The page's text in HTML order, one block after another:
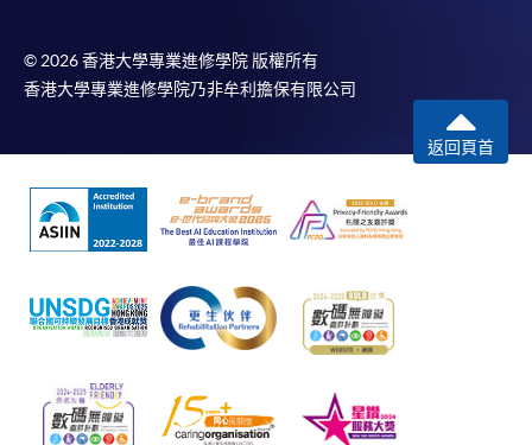
© 2026 香港大學專業進修學院 版權所有
香港大學專業進修學院乃非牟利擔保有限公司
返回頁首